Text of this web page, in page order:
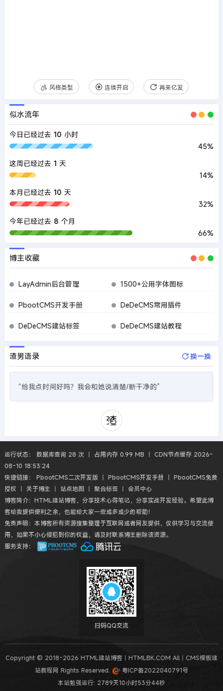
风格类型 连续开启 再来亿发
似水流年
今日已经过去 10 小时
45%
这周已经过去 1 天
14%
本月已经过去 10 天
32%
今年已经过去 8 个月
66%
博主收藏
LayAdmin后台管理 1500+公用字体图标
PbootCMS开发手册 DeDeCMS常用插件
DeDeCMS建站标签 DeDeCMS建站教程
渣男语录 换一换
“给我点时间好吗？我会和她说清楚/断干净的”
运行状态： 数据库查询 28 次 丨 占用内存 0.99 MB 丨 CDN节点缓存 2026-
08-10 18:53:24
快捷链接： PbootCMS二次开发版丨 PbootCMS开发手册 丨 PbootCMS免费
授权 丨 关于博主 丨 站点地图丨 聚合标签丨 会员中心
博客简介：HTML建站博客，分享技术心得笔记，分享实战开发经验。希望此博
客给我提供便利之余，也能给大家一些或多或少的帮助！
免责声明：本博客所有资源搜集整理于互联网或者网友提供，仅供学习与交流使
用，如果不小心侵犯到你的权益，请及时联系博主删除该资源。
服务支持：
扫码QQ交流
Copyright © 2018-2026 HTML建站博客丨HTMLBK.COM All丨CMS模板建
站教程网 Rights Reserved.
粤ICP备2022040791号
本站勉强运行: 2789天10小时53分44秒